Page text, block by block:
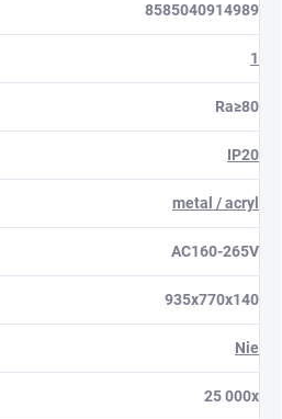
8585040914989
1
Ra≥80
IP20
metal / acryl
AC160-265V
935x770x140
Nie
25 000x